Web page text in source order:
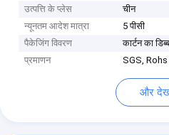
उत्पत्ति के प्लेस
चीन
न्यूनतम आदेश मात्रा
5 पीसी
पैकेजिंग विवरण
कार्टन का
प्रमाणन
SGS, Rohs
और